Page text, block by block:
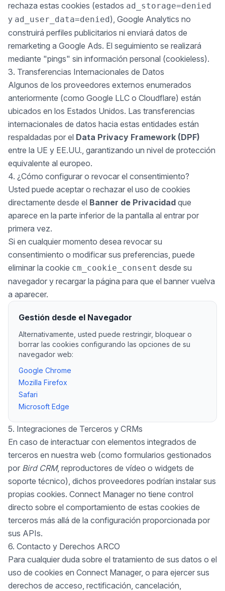
rechaza estas cookies (estados ad_storage=denied
y ad_user_data=denied), Google Analytics no
construirá perfiles publicitarios ni enviará datos de
remarketing a Google Ads. El seguimiento se realizará
mediante "pings" sin información personal (cookieless).
3. Transferencias Internacionales de Datos
Algunos de los proveedores externos enumerados
anteriormente (como Google LLC o Cloudflare) están
ubicados en los Estados Unidos. Las transferencias
internacionales de datos hacia estas entidades están
respaldadas por el Data Privacy Framework (DPF)
entre la UE y EE.UU., garantizando un nivel de protección
equivalente al europeo.
4. ¿Cómo configurar o revocar el consentimiento?
Usted puede aceptar o rechazar el uso de cookies
directamente desde el Banner de Privacidad que
aparece en la parte inferior de la pantalla al entrar por
primera vez.
Si en cualquier momento desea revocar su
consentimiento o modificar sus preferencias, puede
eliminar la cookie cm_cookie_consent desde su
navegador y recargar la página para que el banner vuelva
a aparecer.
Gestión desde el Navegador
Alternativamente, usted puede restringir, bloquear o
borrar las cookies configurando las opciones de su
navegador web:
Google Chrome
Mozilla Firefox
Safari
Microsoft Edge
5. Integraciones de Terceros y CRMs
En caso de interactuar con elementos integrados de
terceros en nuestra web (como formularios gestionados
por Bird CRM, reproductores de vídeo o widgets de
soporte técnico), dichos proveedores podrían instalar sus
propias cookies. Connect Manager no tiene control
directo sobre el comportamiento de estas cookies de
terceros más allá de la configuración proporcionada por
sus APIs.
6. Contacto y Derechos ARCO
Para cualquier duda sobre el tratamiento de sus datos o el
uso de cookies en Connect Manager, o para ejercer sus
derechos de acceso, rectificación, cancelación,